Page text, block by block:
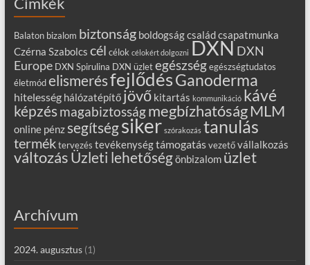
Balaton bizalom biztonság boldogságcsaládcsapatmunka
Czérna Szabolcs cél célok célokért dolgozni DXNDXN
Europe DXN Spirulina DXN üzlet egészség egészségtudatos
életmód elismerésfejlődésGanoderma
hitelesség hálózatépítő jövő kitartás kommunikáció kávé
képzésmagabiztosságmegbízhatóság MLM
online pénz segítségsiker szórakozás tanulás
termék tervezés tevékenységtámogatás vezető vállalkozás
változás Üzleti lehetőségönbizalom üzlet
Archívum
2024. augusztus(1)